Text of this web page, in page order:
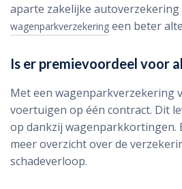
aparte zakelijke autoverzekering
wagenparkverzekering een beter
Is er premievoordeel voor
Met een wagenparkverzekering
voertuigen op één contract. Dit
op dankzij wagenparkkortingen.
meer overzicht over de
schadeverloop.